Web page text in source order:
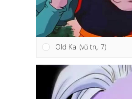
Old Kai (vũ trụ 7)